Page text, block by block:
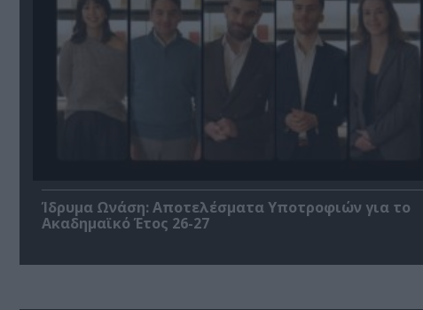
Ίδρυμα Ωνάση: Αποτελέσματα Υποτροφιών για το
Ακαδημαϊκό Έτος 26-27